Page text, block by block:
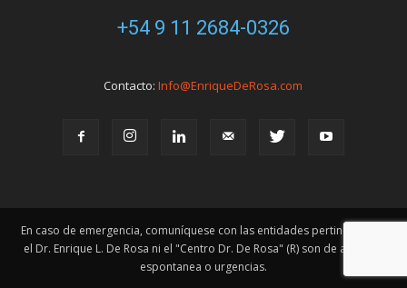
+54 9 11 2684-0326
Contacto:Info@EnriqueDeRosa.com
En caso de emergencia, comuníquese con las entidades pertinentes. Ni
el Dr. Enrique L. De Rosa ni el "Centro Dr. De Rosa" (R) son de atención
espontanea o urgencias.